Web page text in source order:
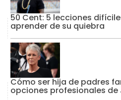
50 Cent: 5 lecciones
aprender de su quiebra
Cómo ser hija de padres
opciones profesionales de